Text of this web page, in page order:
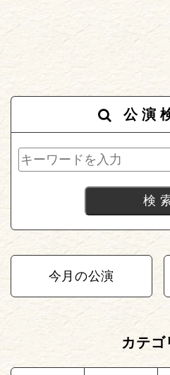
公演
今月の公演
カテゴ